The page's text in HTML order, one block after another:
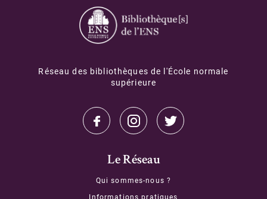
Réseau des bibliothèques de l'École normale
supérieure
Le Réseau
Qui sommes-nous ?
Informations pratiques